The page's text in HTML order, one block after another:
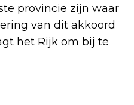
provincie zijn waar
van dit akkoord
het Rijk om bij te